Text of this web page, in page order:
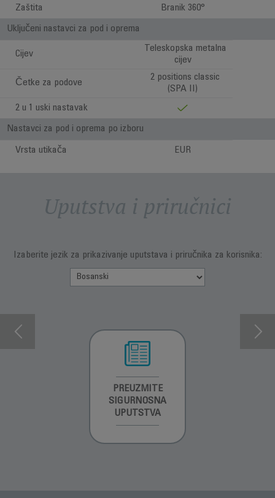
Zaštita Branik 360°
Uključeni nastavci za pod i oprema
Cijev
Teleskopska metalna
cijev
Četke za podove
2 positions classic
(SPA II)
2 u 1 uski nastavak
Nastavci za pod i oprema po izboru
Vrsta utikača EUR
Uputstva i priručnici
Izaberite jezik za prikazivanje uputstava i priručnika za korisnika:
PREUZMITE
SIGURNOSNA
UPUTSTVA